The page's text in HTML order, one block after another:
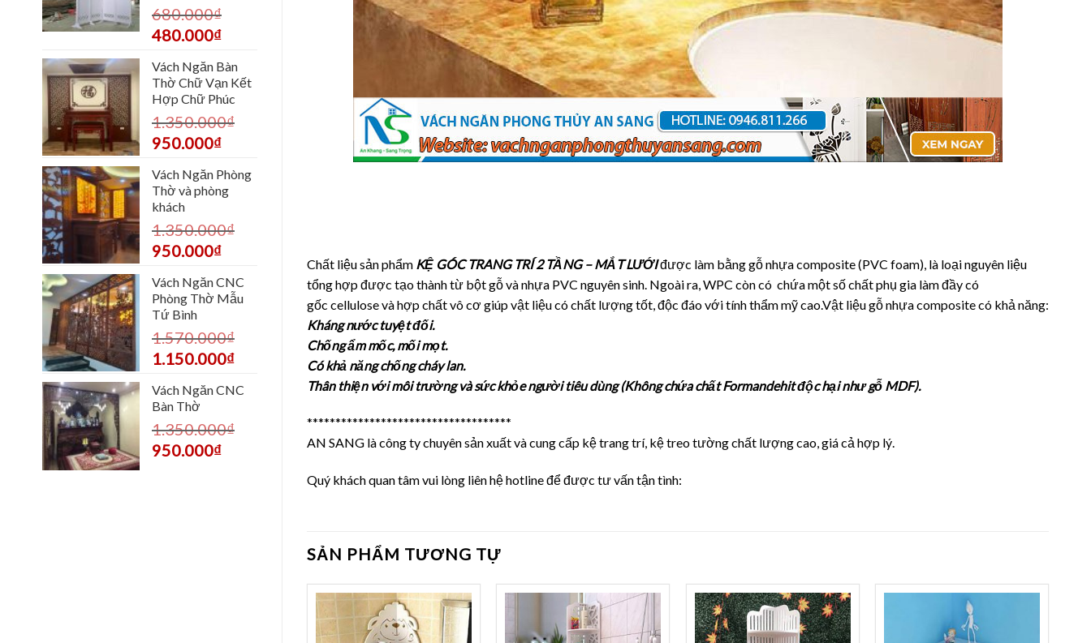
680.000₫
480.000₫
Vách Ngăn Bàn
Thờ Chữ Vạn Kết
Hợp Chữ Phúc
1.350.000₫
950.000₫
Vách Ngăn Phòng
Thờ và phòng
khách
1.350.000₫
950.000₫
Vách Ngăn CNC
Phòng Thờ Mẫu
Tứ Bình
1.570.000₫
1.150.000₫
Vách Ngăn CNC
Bàn Thờ
1.350.000₫
950.000₫
Chất liệu sản phẩm KỆ GÓC TRANG TRÍ 2 TẦNG – MẮT LƯỚIđược làm bằng gỗ nhựa composite (PVC foam), là loại nguyên liệu
tổng hợp được tạo thành từ bột gỗ và nhựa PVC nguyên sinh. Ngoài ra, WPC còn có chứa một số chất phụ gia làm đầy có
gốc cellulose và hợp chất vô cơ giúp vật liệu có chất lượng tốt, độc đáo với tính thẩm mỹ cao.Vật liệu gỗ nhựa composite có khả năng:
Kháng nước tuyệt đối.
Chống ẩm mốc, mối mọt.
Có khả năng chống cháy lan.
Thân thiện với môi trường và sức khỏe người tiêu dùng (Không chứa chất Formandehit độc hại như gỗ MDF).
************************************
AN SANG là công ty chuyên sản xuất và cung cấp kệ trang trí, kệ treo tường chất lượng cao, giá cả hợp lý.
Quý khách quan tâm vui lòng liên hệ hotline để được tư vấn tận tình:
SẢN PHẨM TƯƠNG TỰ